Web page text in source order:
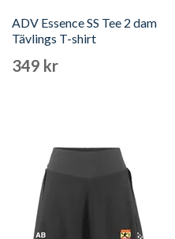
ADV Essence SS Tee 2 dam
Tävlings T-shirt
349 kr